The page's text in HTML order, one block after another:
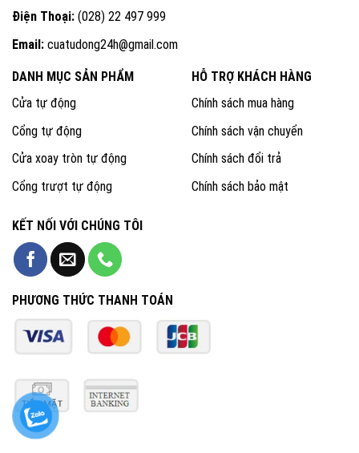
Điện Thoại: (028) 22 497 999
Email: cuatudong24h@gmail.com
DANH MỤC SẢN PHẨM
Cửa tự động
Cổng tự động
Cửa xoay tròn tự động
Cổng trượt tự động
HỖ TRỢ KHÁCH HÀNG
Chính sách mua hàng
Chính sách vận chuyển
Chính sách đổi trả
Chính sách bảo mật
KẾT NỐI VỚI CHÚNG TÔI
PHƯƠNG THỨC THANH TOÁN